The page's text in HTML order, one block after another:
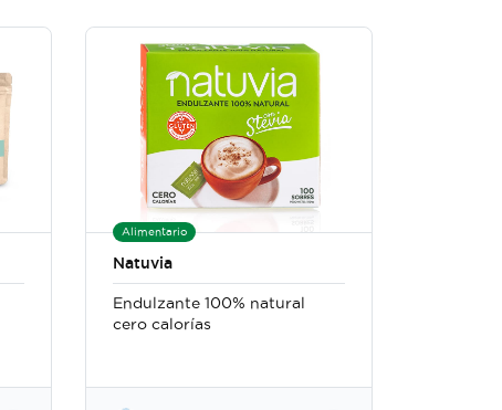
Alimentario
Natuvia
Endulzante 100% natural
cero calorías